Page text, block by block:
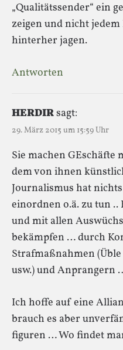
„Qualitätssender“ ein
zeigen und nicht
hinterher jagen.
Antworten
HERDIRsagt:
29. März 2015 um 15:59 Uhr
Sie machen
dem von ihnen
Journalismus hat
einordnen o.ä. zu tun
und mit allen
bekämpfen … durch
Strafmaßnahmen
usw.) und Anprangern
Ich hoffe auf eine
brauch es aber
figuren … Wo findet